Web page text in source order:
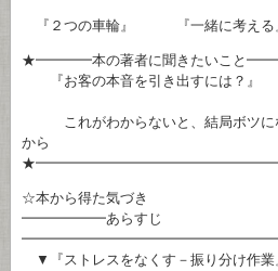
『２つの車輪』 『一緒に考える
★━━━━本の著者に聞きたいこ
『お客の本音を引き出すには？』
これがわからないと、結局ボツに
から
☆本から得た気づき
━━━━━━あらすじ
▼『ストレスをなくす－振り分け作業